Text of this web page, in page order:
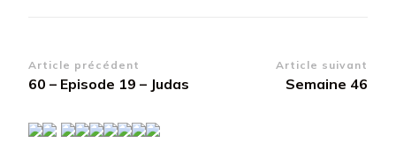
Navigation
d’article
Article précédent
60 – Episode 19 – Judas
Article suivant
Semaine 46